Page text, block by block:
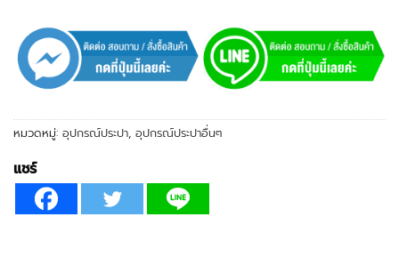
หมวดหมู่: อุปกรณ์ประปา, อุปกรณ์ประปาอื่นๆ
แชร์